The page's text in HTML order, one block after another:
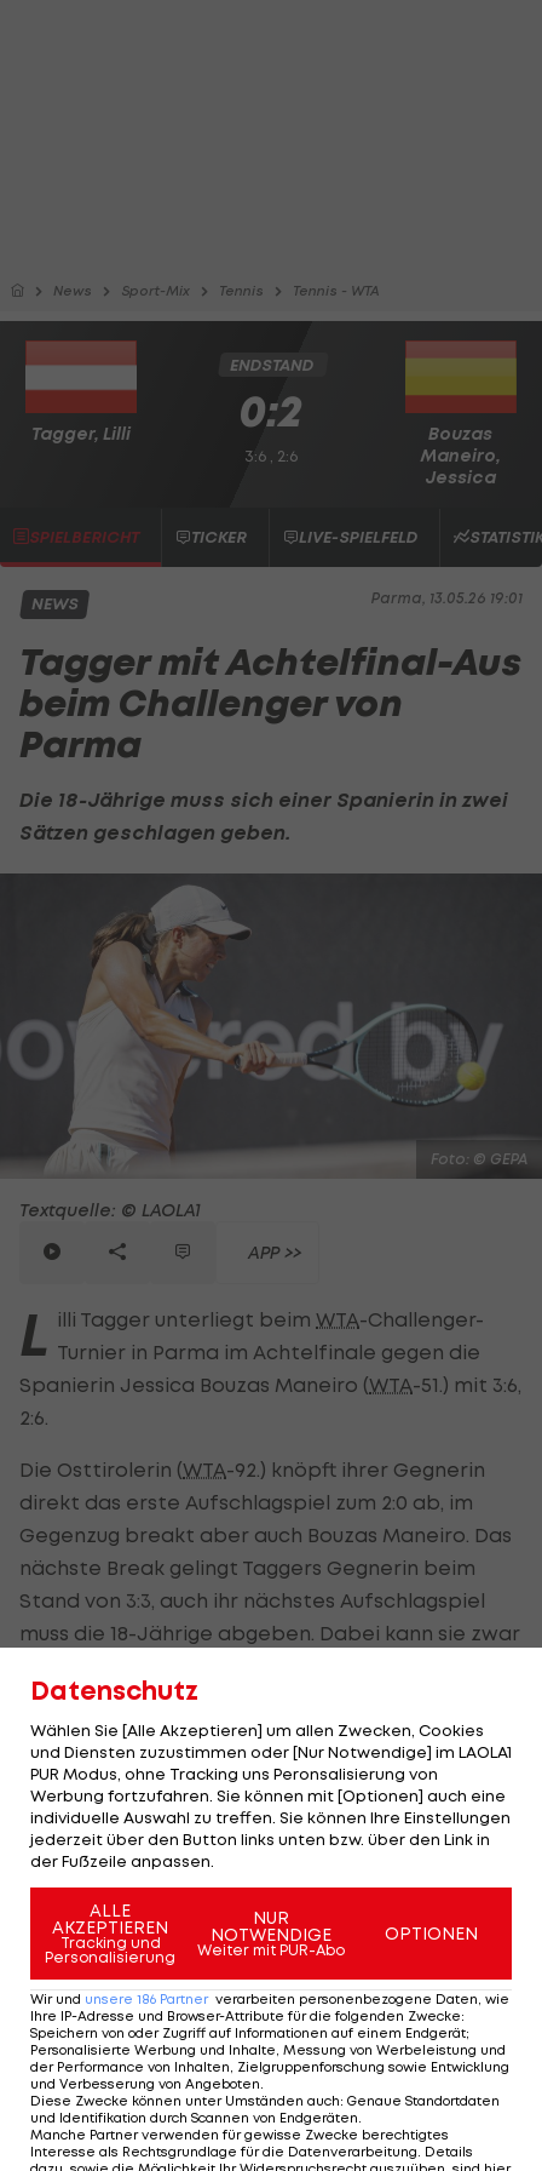
News Sport-Mix Tennis Tennis - WTA
Tagger, Lilli
Bouzas
Maneiro,
Jessica
ENDSTAND
0:2
3:6 , 2:6
SPIELBERICHT TICKER LIVE-SPIELFELD
Parma, 13.05.26 19:01
NEWS
Tagger mit Achtelfinal-Aus
beim Challenger von
Parma
Die 18-Jährige muss sich einer Spanierin in zwei
Sätzen geschlagen geben.
Foto: © GEPA
Textquelle: © LAOLA1
APP >>
L illi Tagger unterliegt beim WTA-Challenger-
Turnier in Parma im Achtelfinale gegen die
Spanierin Jessica Bouzas Maneiro (WTA-51.) mit 3:6,
2:6.
Die Osttirolerin (WTA-92.) knöpft ihrer Gegnerin
direkt das erste Aufschlagspiel zum 2:0 ab, im
Gegenzug breakt aber auch Bouzas Maneiro. Das
nächste Break gelingt Taggers Gegnerin beim
Stand von 3:3, auch ihr nächstes Aufschlagspiel
muss die 18-Jährige abgeben. Dabei kann sie zwar
Bouzas Maneiro aber.
Der zweite Satz geht relativ schnell über die
Bühne. Tagger wird beim Stand von 1:2 gebreakt
und muss auch beim Stand von 1:4 ihren Aufschlag
an die Spanierin abgeben. Tagger wiederum kann
Führung - und kassiert dennoch den Matchball
gegen sich.
Nach einer Gesamtspielzeit von 1:16 Stunden
Stunden steht Bouzas Maneiro im Viertelfinale.
Dort trifft sie auf die Schweizerin Susan Bandecchi
WTA-229.).
Datenschutz
Wählen Sie [Alle Akzeptieren] um allen Zwecken, Cookies
und Diensten zuzustimmen oder [Nur Notwendige] im LAOLA1
PUR Modus, ohne Tracking uns Peronsalisierung von
Werbung fortzufahren. Sie können mit [Optionen] auch eine
individuelle Auswahl zu treffen. Sie können Ihre Einstellungen
jederzeit über den Button links unten bzw. über den Link in
der Fußzeile anpassen.
ALLE
AKZEPTIEREN
Tracking und
Personalisierung
NUR
NOTWENDIGE
Weiter mit PUR-Abo
OPTIONEN
Wir und unsere 186 Partner verarbeiten personenbezogene Daten, wie
Ihre IP-Adresse und Browser-Attribute für die folgenden Zwecke:
Speichern von oder Zugriff auf Informationen auf einem Endgerät;
Personalisierte Werbung und Inhalte, Messung von Werbeleistung und
der Performance von Inhalten, Zielgruppenforschung sowie Entwicklung
und Verbesserung von Angeboten
Diese Zwecke können unter Umständen auch: Genaue Standortdaten
und Identifikation durch Scannen von Endgeräten
Manche Partner verwenden für gewisse Zwecke berechtigtes
Interesse als Rechtsgrundlage für die Datenverarbeitung. Details